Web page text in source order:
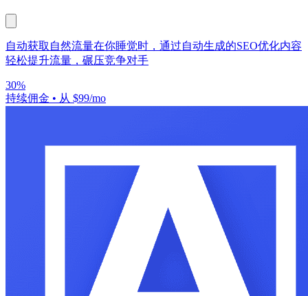
自动获取自然流量在你睡觉时，通过自动生成的SEO优化内容
轻松提升流量，碾压竞争对手
30%
持续佣金 • 从 $99/mo